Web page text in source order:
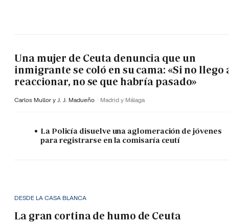
Una mujer de Ceuta denuncia que un
inmigrante se coló en su cama: «Si no llego
reaccionar, no se que habría pasado»
Carlos Mullor y J. J. Madueño Madrid y Málaga
La Policía disuelve una aglomeración de jóvenes
para registrarse en la comisaría ceutí
DESDE LA CASA BLANCA
La gran cortina de humo de Ceuta